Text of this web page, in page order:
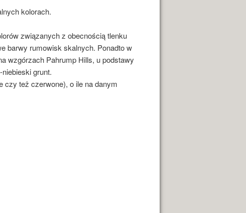
kolorach.
związanych z obecnością tlenku
barwy rumowisk skalnych. Ponadto w
wzgórzach Pahrump Hills, u podstawy
grunt.
czy też czerwone), o ile na danym